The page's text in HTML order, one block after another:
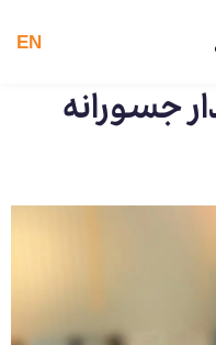
EN
جسورانه